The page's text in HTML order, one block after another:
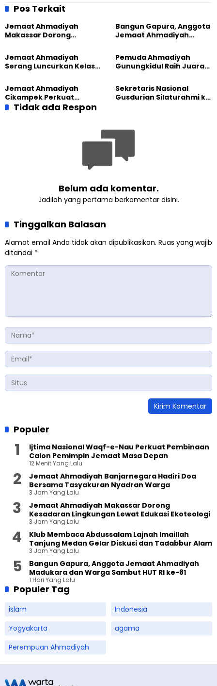
DIY 2018
sudah selesai, saatnya
Pos Terkait
Jemaat Ahmadiyah
Makassar Dorong
Lewat Edukasi Ekoteologi
Bangun Gapura, Anggota
Jemaat Ahmadiyah
Sambut HUT RI ke-81
Jemaat Ahmadiyah
Serang Luncurkan Kelas
Generasi Unggul
Pemuda Ahmadiyah
Gunungkidul Raih Juara
Jemaat Ahmadiyah
Cikampek Perkuat
Komitmen Bangun Masjid
Sekretaris Nasional
Gusdurian Silaturahmi ke
Tidak ada Respon
Belum ada komentar.
Jadilah yang pertama berkomentar disini.
Tinggalkan Balasan
Alamat email Anda tidak akan dipublikasikan. Ruas yang wajib
ditandai *
Populer
Ijtima Nasional Waqf-e-Nau Perkuat Pembinaan
Calon Pemimpin Jemaat Masa Depan
12 Menit Yang Lalu
Jemaat Ahmadiyah Banjarnegara Hadiri Doa
Bersama Tasyakuran Nyadran Warga
3 Jam Yang Lalu
Jemaat Ahmadiyah Makassar Dorong
Kesadaran Lingkungan Lewat Edukasi Ekoteologi
3 Jam Yang Lalu
Klub Membaca Abdussalam Lajnah Imaillah
Tanjung Medan Gelar Diskusi dan Tadabbur Alam
3 Jam Yang Lalu
Bangun Gapura, Anggota Jemaat Ahmadiyah
Madukara dan Warga Sambut HUT RI ke-81
1 Hari Yang Lalu
Populer Tag
islam
Indonesia
Yogyakarta
agama
Perempuan Ahmadiyah